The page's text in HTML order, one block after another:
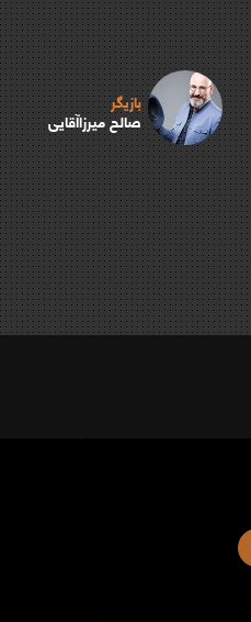
بازیگر
صالح میرزاآقایی